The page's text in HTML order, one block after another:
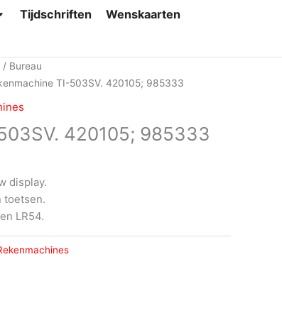
Tijdschriften
Wenskaarten
/ Bureau
TI-503SV. 420105; 985333
420105; 985333
display.
toetsen.
LR54.